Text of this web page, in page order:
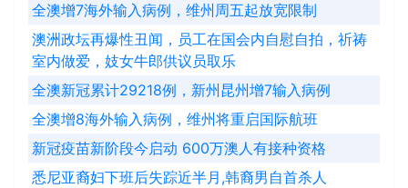
全澳增7海外输入病例，维州周五起放宽限制
澳洲政坛再爆性丑闻，员工在国会内自慰自拍，祈祷
室内做爱，妓女牛郎供议员取乐
全澳新冠累计29218例，新州昆州增7输入病例
全澳增8海外输入病例，维州将重启国际航班
新冠疫苗新阶段今启动 600万澳人有接种资格
悉尼亚裔妇下班后失踪近半月,韩裔男自首杀人